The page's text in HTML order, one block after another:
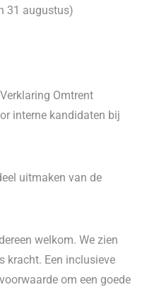
31 augustus)
Omtrent
interne kandidaten bij
uitmaken van de
welkom. We zien
kracht. Een inclusieve
om een goede